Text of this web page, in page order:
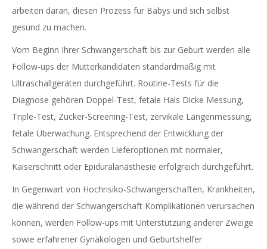
arbeiten daran, diesen Prozess für Babys und sich selbst
gesund zu machen.
Vom Beginn Ihrer Schwangerschaft bis zur Geburt werden alle
Follow-ups der Mutterkandidaten standardmäßig mit
Ultraschallgeräten durchgeführt. Routine-Tests für die
Diagnose gehören Doppel-Test, fetale Hals Dicke Messung,
Triple-Test, Zucker-Screening-Test, zervikale Längenmessung,
fetale Überwachung. Entsprechend der Entwicklung der
Schwangerschaft werden Lieferoptionen mit normaler,
Kaiserschnitt oder Epiduralanästhesie erfolgreich durchgeführt.
In Gegenwart von Hochrisiko-Schwangerschaften, Krankheiten,
die während der Schwangerschaft Komplikationen verursachen
können, werden Follow-ups mit Unterstützung anderer Zweige
sowie erfahrener Gynäkologen und Geburtshelfer